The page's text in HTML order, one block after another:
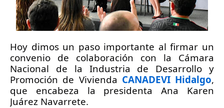
Hoy dimos un paso importante al firmar un
convenio de colaboración con la Cámara
Nacional de la Industria de Desarrollo y
Promoción de Vivienda CANADEVI Hidalgo,
que encabeza la presidenta Ana Karen
Juárez Navarrete.